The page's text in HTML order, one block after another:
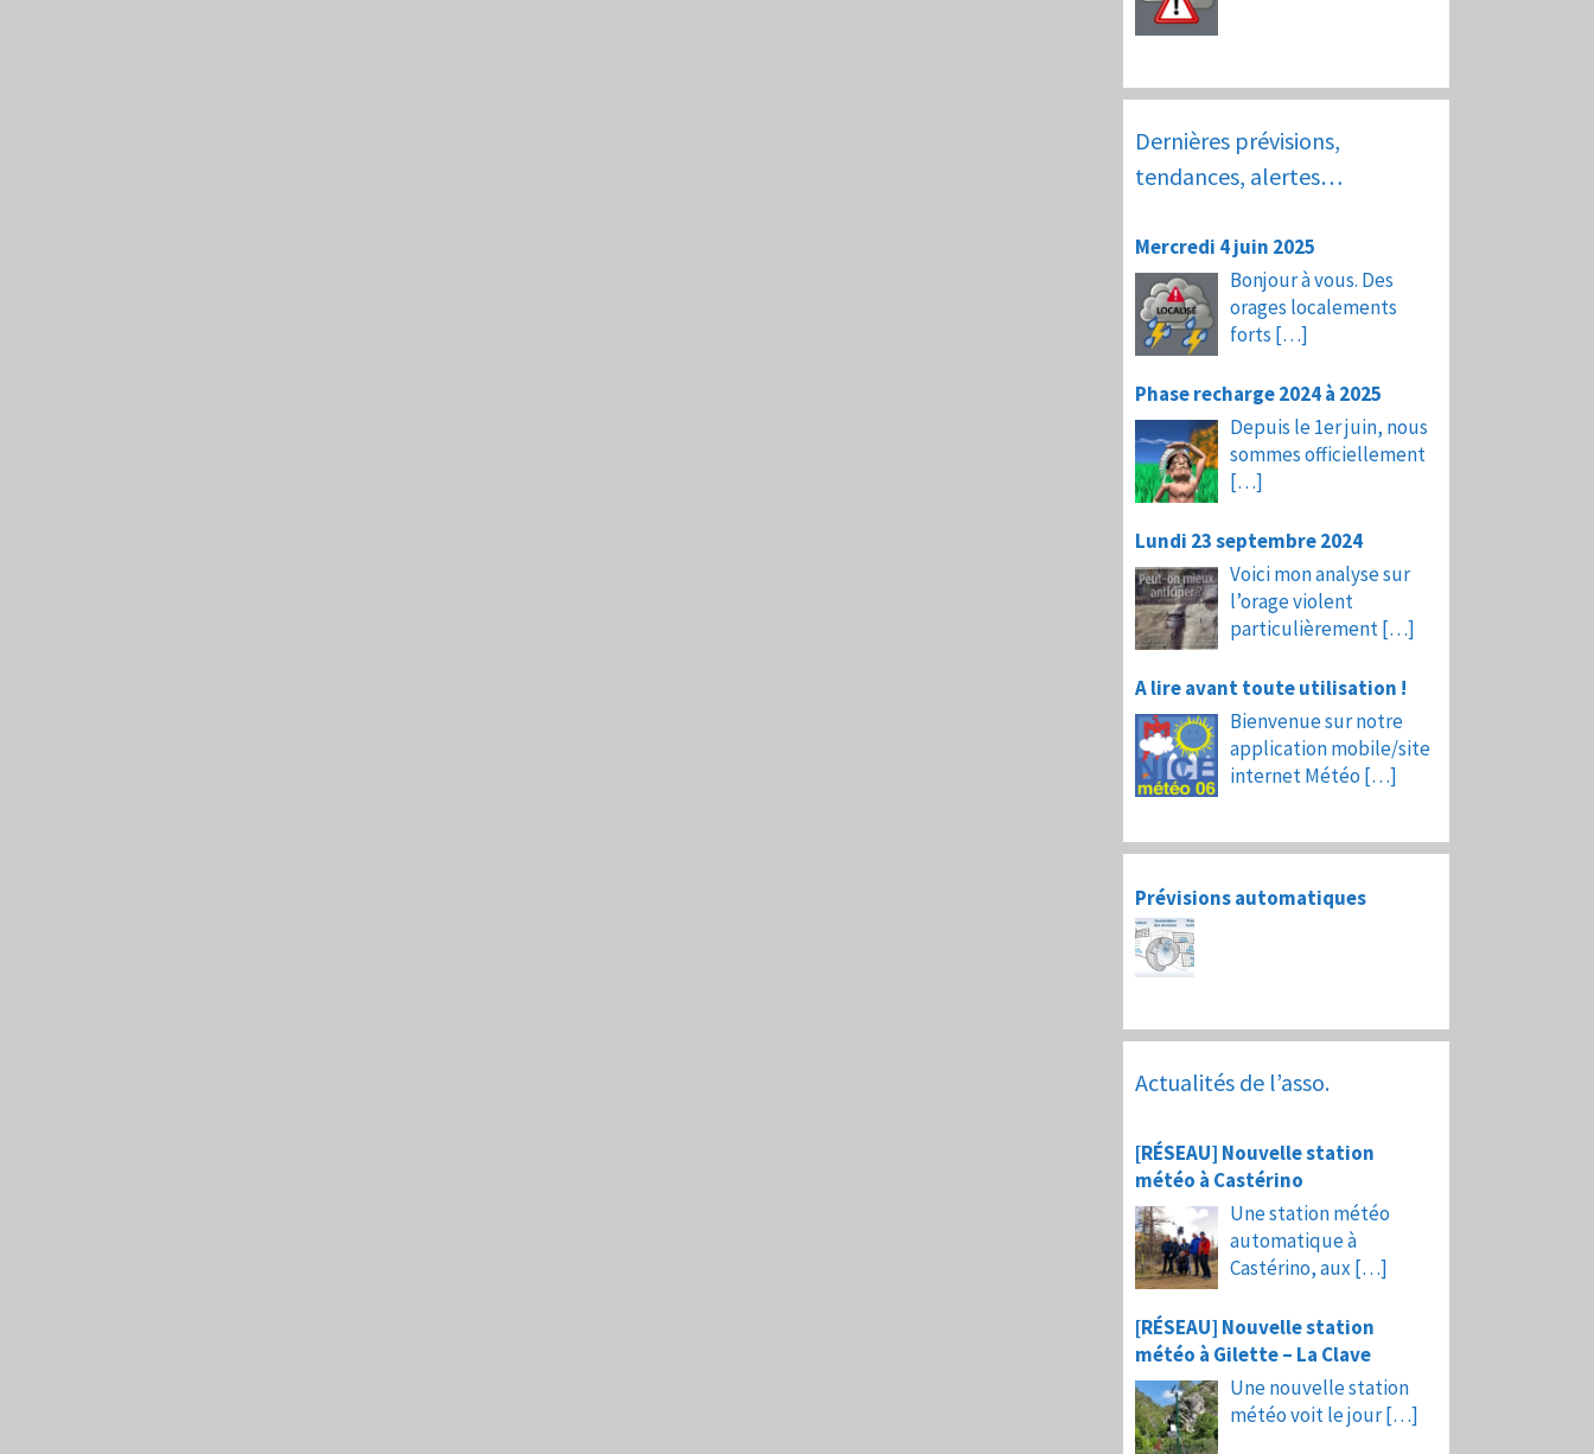
Dernières prévisions,
tendances, alertes…
Mercredi 4 juin 2025
Bonjour à vous. Des
orages localements
forts […]
Phase recharge 2024 à 2025
Depuis le 1er juin, nous
sommes officiellement
[…]
Lundi 23 septembre 2024
Voici mon analyse sur
l’orage violent
particulièrement[…]
A lire avant toute utilisation !
Bienvenue sur notre
application mobile/site
internet Météo […]
Prévisions automatiques
Actualités de l’asso.
[RÉSEAU] Nouvelle station
météo à Castérino
Une station météo
automatique à
Castérino, aux […]
[RÉSEAU] Nouvelle station
météo à Gilette – La Clave
Une nouvelle station
météo voit le jour[…]